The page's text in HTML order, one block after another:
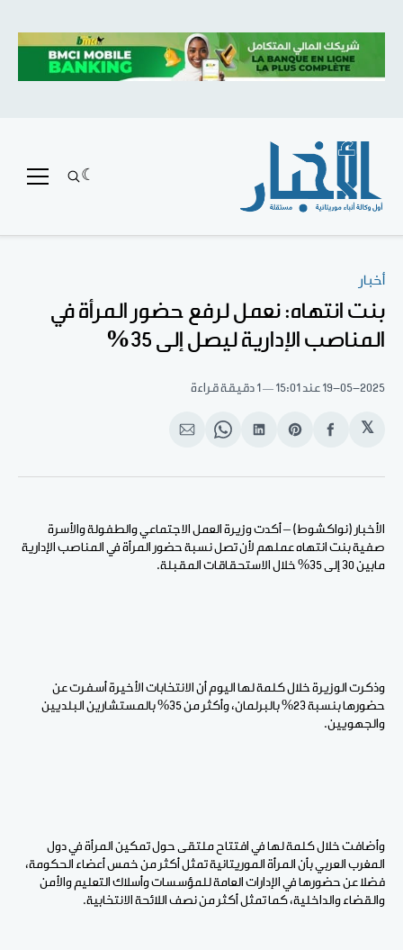
أخبار
بنت انتهاه: نعمل لرفع حضور المرأة في
المناصب الإدارية ليصل إلى 35%
19-05-2025 عند 15:01 1 دقيقة قراءة
𝕏
انشر
الفيسبوك
Share
Pinterest
انشر
لينكد
Share
WhatsApp
انشر
الإيميل
الأخبار (نواكشوط) – أكدت وزيرة العمل الاجتماعي والطفولة والأسرة
صفية بنت انتهاه عملهم لأن تصل نسبة حضور المرأة في المناصب الإدارية
مابين 30 إلى 35% خلال الاستحقاقات المقبلة.
وذكرت الوزيرة خلال كلمة لها اليوم أن الانتخابات الأخيرة أسفرت عن
حضورها بنسبة 23% بالبرلمان، وأكثر من 35% بالمستشارين البلديين
والجهويين.
وأضافت خلال كلمة لها في افتتاح ملتقى حول تمكين المرأة في دول
المغرب العربي بأن المرأة الموريتانية تمثل أكثر من خمس أعضاء الحكومة،
فضلا عن حضورها في الإدارات العامة للمؤسسات وأسلاك التعليم والأمن
والقضاء والداخلية، كما تمثل أكثر من نصف اللائحة الانتخابية.